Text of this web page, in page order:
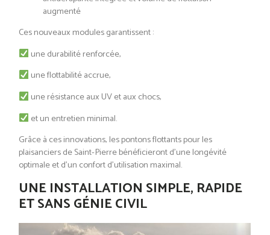
augmenté
Ces nouveaux modules garantissent :
une durabilité renforcée,
une flottabilité accrue,
une résistance aux UV et aux chocs,
et un entretien minimal.
Grâce à ces innovations, les pontons flottants pour les
plaisanciers de Saint-Pierre bénéficieront d’une longévité
optimale et d’un confort d’utilisation maximal.
UNE INSTALLATION SIMPLE, RAPIDE
ET SANS GÉNIE CIVIL